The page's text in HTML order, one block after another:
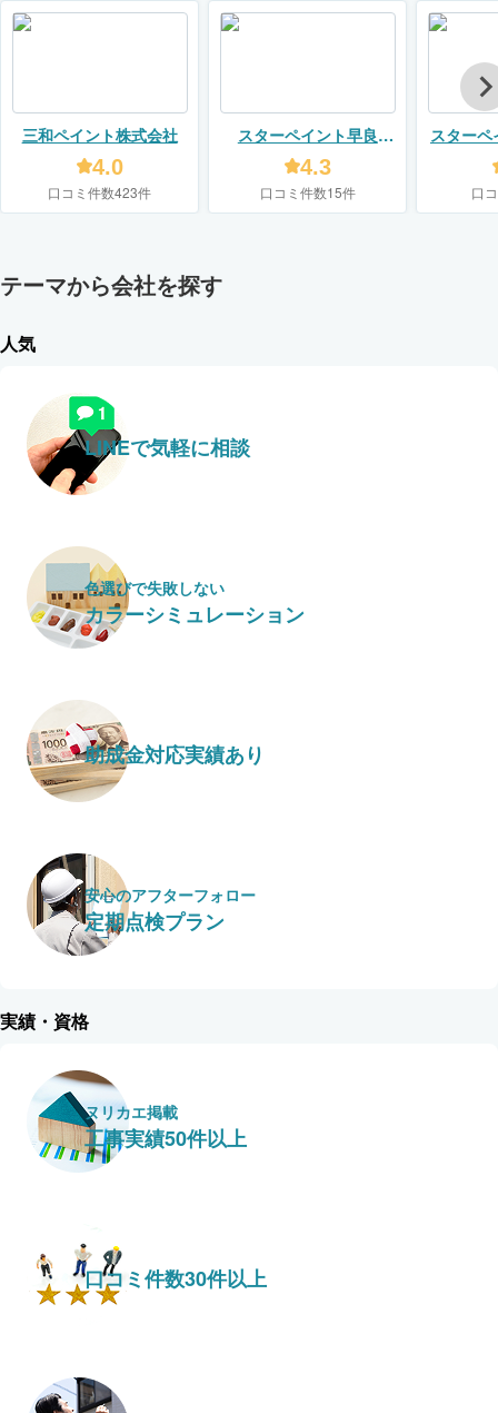
三和ペイント株式会社
4.0
口コミ件数423件
スターペイント早良
ショールーム店（エス
コート株式会社）
4.3
口コミ件数15件
スター
(株
口
テーマから会社を探す
人気
LINEで気軽に相談
色選びで失敗しない
カラーシミュレーション
助成金対応実績あり
安心のアフターフォロー
定期点検プラン
実績・資格
ヌリカエ掲載
工事実績50件以上
口コミ件数30件以上